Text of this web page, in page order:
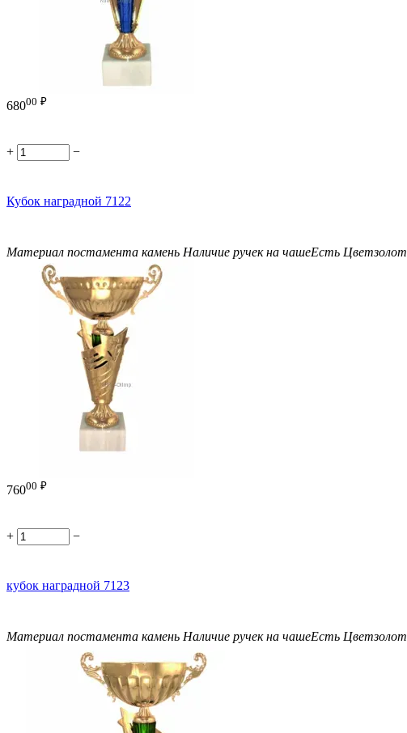
68000 ₽
+ −
Кубок наградной 7122
Материал постамента камень Наличие ручек на чашеЕсть Цвет
76000 ₽
+ −
кубок наградной 7123
Материал постамента камень Наличие ручек на чашеЕсть Цвет